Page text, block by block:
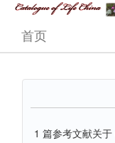
首页
1 篇参考文献关于